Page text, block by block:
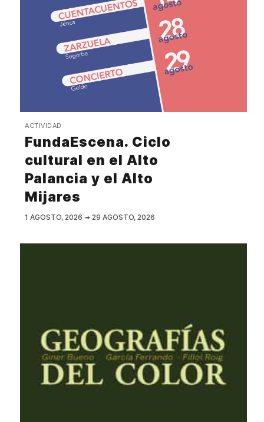
ACTIVIDAD
FundaEscena. Ciclo
cultural en el Alto
Palancia y el Alto
Mijares
1 AGOSTO, 2026 ➟ 29 AGOSTO, 2026